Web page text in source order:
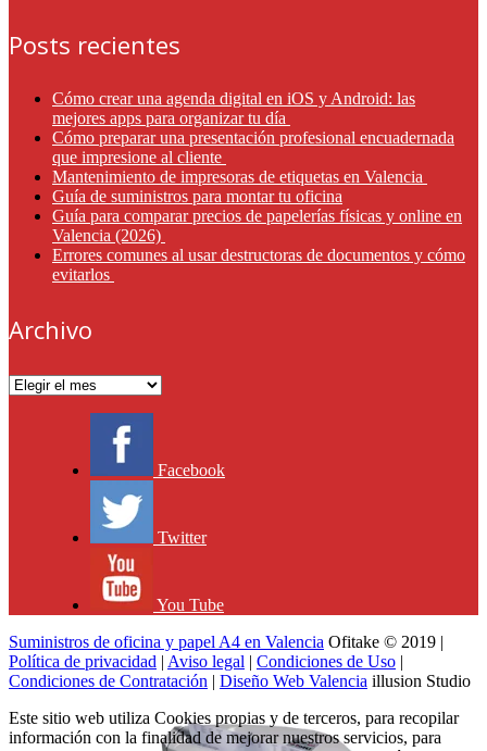
Posts recientes
Cómo crear una agenda digital en iOS y Android: las
mejores apps para organizar tu día
Cómo preparar una presentación profesional encuadernada
que impresione al cliente
Mantenimiento de impresoras de etiquetas en Valencia
Guía de suministros para montar tu oficina
Guía para comparar precios de papelerías físicas y online en
Valencia (2026)
Errores comunes al usar destructoras de documentos y cómo
evitarlos
Archivo
Archivo
Facebook
Twitter
You Tube
Suministros de oficina y papel A4 en Valencia Ofitake © 2019 |
Política de privacidad | Aviso legal | Condiciones de Uso |
Condiciones de Contratación | Diseño Web Valencia illusion Studio
Este sitio web utiliza Cookies propias y de terceros, para recopilar
información con la finalidad de mejorar nuestros servicios, para